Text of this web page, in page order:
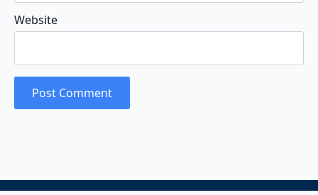
Website